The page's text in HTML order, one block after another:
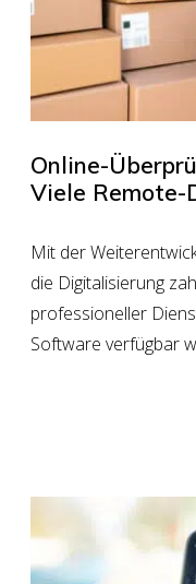
Online-
Viele Remote-
Mit der
die Digitalisierung
professioneller
Software verfügbar